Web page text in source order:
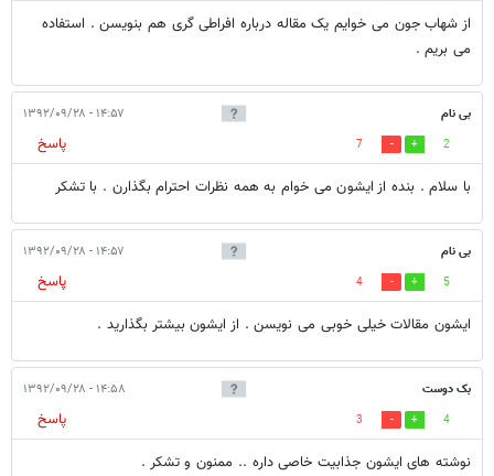
از شهاب جون می خوایم یک مقاله درباره افراطی گری هم بنویسن . استفاده
می بریم .
بی نام ۱۴:۵۷ - ۱۳۹۲/۰۹/۲۸
2
7
پاسخ
با سلام . بنده از ایشون می خوام به همه نظرات احترام بگذارن . با تشکر
بی نام ۱۴:۵۷ - ۱۳۹۲/۰۹/۲۸
5
4
پاسخ
ایشون مقالات خیلی خوبی می نویسن . از ایشون بیشتر بگذارید .
بک دوست ۱۴:۵۸ - ۱۳۹۲/۰۹/۲۸
4
3
پاسخ
نوشته های ایشون جذابیت خاصی داره .. ممنون و تشکر .